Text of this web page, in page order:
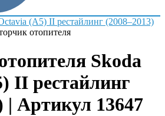
(A5) II рестайлинг (2008–2013)
отопителя
Skoda
II рестайлинг
| Артикул 13647